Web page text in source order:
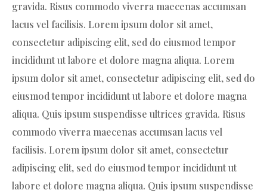
gravida. Risus commodo viverra maecenas accumsan
lacus vel facilisis. Lorem ipsum dolor sit amet,
consectetur adipiscing elit, sed do eiusmod tempor
incididunt ut labore et dolore magna aliqua. Lorem
ipsum dolor sit amet, consectetur adipiscing elit, sed do
eiusmod tempor incididunt ut labore et dolore magna
aliqua. Quis ipsum suspendisse ultrices gravida. Risus
commodo viverra maecenas accumsan lacus vel
facilisis. Lorem ipsum dolor sit amet, consectetur
adipiscing elit, sed do eiusmod tempor incididunt ut
labore et dolore magna aliqua. Quis ipsum suspendisse